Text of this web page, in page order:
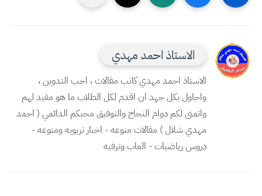
الاستاذ احمد مهدي
الاستاذ احمد مهدي كاتب مقالات ، احب التدوين ،
واحاول بكل جهد ان اقدم لكل الطلاب ما هو مفيد لهم
واتمنى لكم دوام النجاح والتوفيق محبكم الدائمي ( احمد
مهدي شلال ) مقالات منوعه - اخبار تربويه ومنوعه -
دروس رياضيات - العاب وترفيه